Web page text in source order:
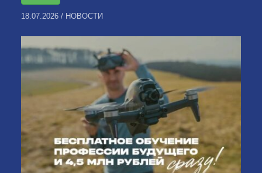
18.07.2026 / НОВОСТИ